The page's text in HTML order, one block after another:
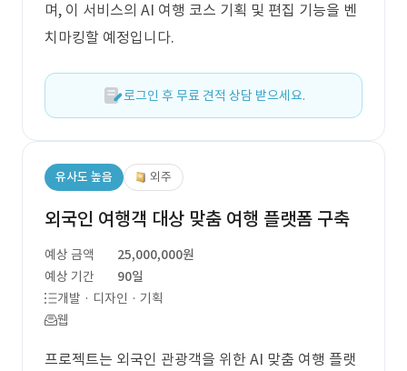
며, 이 서비스의 AI 여행 코스 기획 및 편집 기능을 벤
치마킹할 예정입니다.
로그인 후 무료 견적 상담 받으세요.
유사도 높음 외주
외국인 여행객 대상 맞춤 여행 플랫폼 구축
예상 금액
25,000,000원
예상 기간
90일
개발 · 디자인 · 기획
웹
프로젝트는 외국인 관광객을 위한 AI 맞춤 여행 플랫